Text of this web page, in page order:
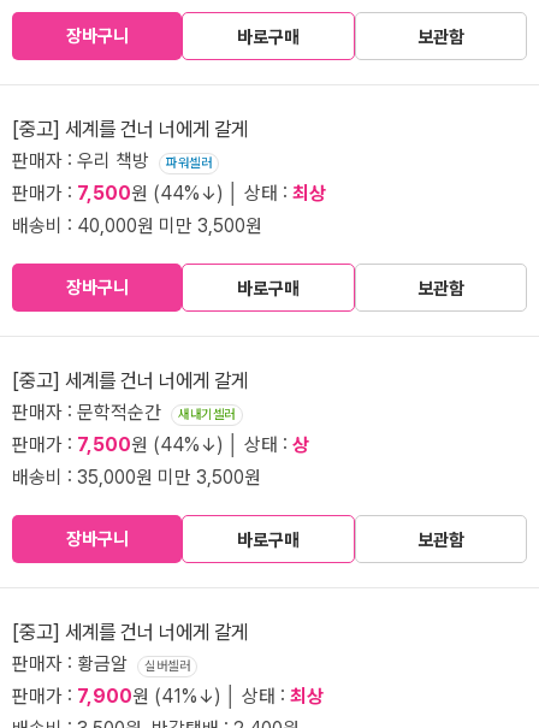
장바구니 바로구매 보관함
[중고] 세계를 건너 너에게 갈게
판매자 : 우리 책방 파워셀러
판매가 : 7,500원 (44%↓) │ 상태 : 최상
배송비 : 40,000원 미만 3,500원
장바구니 바로구매 보관함
[중고] 세계를 건너 너에게 갈게
판매자 : 문학적순간 새내기셀러
판매가 : 7,500원 (44%↓) │ 상태 : 상
배송비 : 35,000원 미만 3,500원
장바구니 바로구매 보관함
[중고] 세계를 건너 너에게 갈게
판매자 : 황금알 실버셀러
판매가 : 7,900원 (41%↓) │ 상태 : 최상